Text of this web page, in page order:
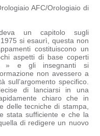
AFC/Orologiaio di
un capitolo sugli
si esaurì, questa non
costituiscono un
aspetti di base coperti
» e gli insegnanti si
non avessero a
sull’argomento specifico.
di lanciarsi in una
chiaro che in
delle tecniche di stampa,
stata sufficiente e che la
di redigere un nuovo